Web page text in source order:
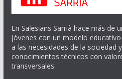
En Salesians Sarrià hace más de
jóvenes con un modelo
a las necesidades de la sociedad
conocimientos técnicos con
transversales.